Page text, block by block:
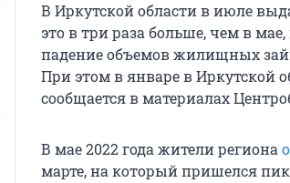
В Иркутской области в июле
это в три раза больше, чем в
падение объемов жилищных
При этом в январе в Иркутской
сообщается в материалах
В мае 2022 года жители региона
марте, на который пришелся